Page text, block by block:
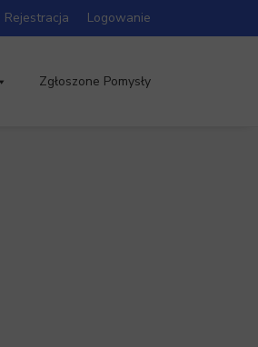
Rejestracja Logowanie
Zgłoszone Pomysły